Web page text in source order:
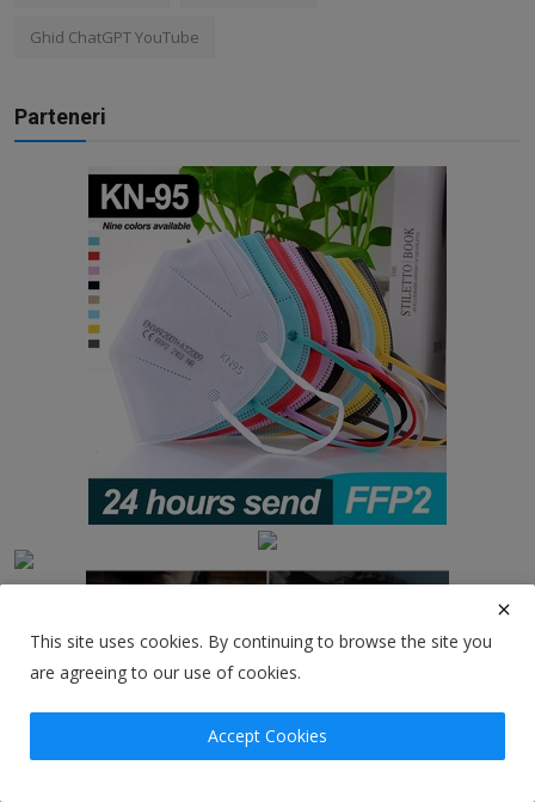
Ghid ChatGPT YouTube
Parteneri
This site uses cookies. By continuing to browse the site you
are agreeing to our use of cookies.
Accept Cookies